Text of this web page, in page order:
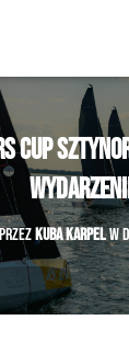
Cup
Kuba Karpelw